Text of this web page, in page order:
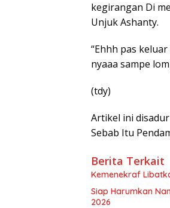
kegirangan Di
Unjuk Ashanty.
“Ehhh pas
nyaaa sampe
(tdy)
Artikel ini
Sebab Itu
Berita Terkait
Kemenekraf
Siap Harumkan
2026